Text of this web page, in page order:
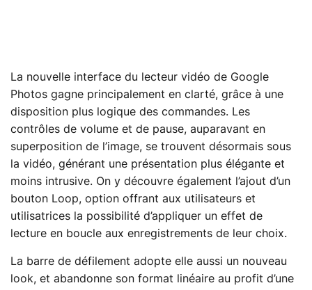
La nouvelle interface du lecteur vidéo de Google
Photos gagne principalement en clarté, grâce à une
disposition plus logique des commandes. Les
contrôles de volume et de pause, auparavant en
superposition de l’image, se trouvent désormais sous
la vidéo, générant une présentation plus élégante et
moins intrusive. On y découvre également l’ajout d’un
bouton Loop, option offrant aux utilisateurs et
utilisatrices la possibilité d’appliquer un effet de
lecture en boucle aux enregistrements de leur choix.
La barre de défilement adopte elle aussi un nouveau
look, et abandonne son format linéaire au profit d’une